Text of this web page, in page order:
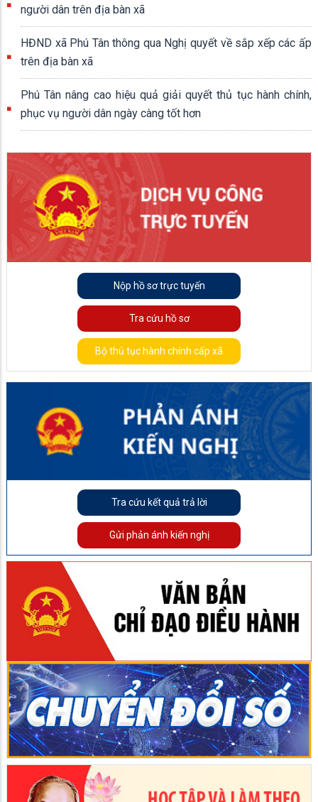
người dân trên địa bàn xã
HĐND xã Phú Tân thông qua Nghị quyết về sắp xếp các ấp
trên địa bàn xã
Phú Tân nâng cao hiệu quả giải quyết thủ tục hành chính,
phục vụ người dân ngày càng tốt hơn
Nộp hồ sơ trực tuyến
Tra cứu hồ sơ
Bộ thủ tục hành chính cấp xã
Tra cứu kết quả trả lời
Gửi phản ánh kiến nghị